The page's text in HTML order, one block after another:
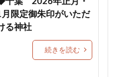
神社 唐人石
九重神社
小野照崎神社
朱印帳
月限定御朱印がいただ
る神社
続きを読む